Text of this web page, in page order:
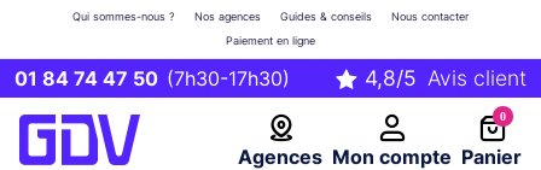
01 84 74 47 50 (7h30-17h30)
Agences Mon compte
Qui sommes-nous ? Nos agences Guides & conseils
Nous contacter
Paiement en ligne
0
Panier